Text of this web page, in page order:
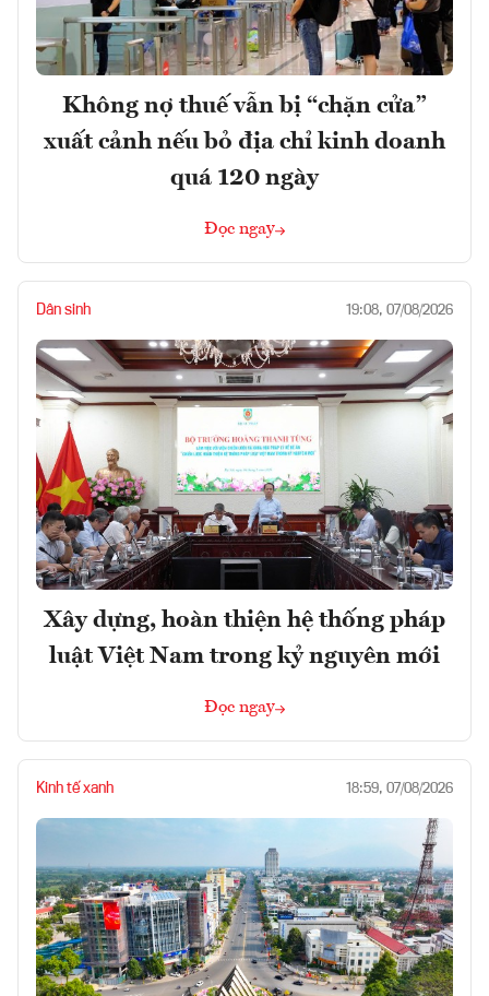
Không nợ thuế vẫn bị “chặn cửa”
xuất cảnh nếu bỏ địa chỉ kinh doanh
quá 120 ngày
Đọc ngay
Dân sinh 19:08, 07/08/2026
Xây dựng, hoàn thiện hệ thống pháp
luật Việt Nam trong kỷ nguyên mới
Đọc ngay
Kinh tế xanh 18:59, 07/08/2026